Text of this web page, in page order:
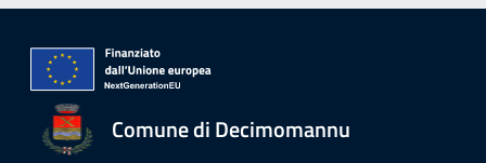
Comune di Decimomannu